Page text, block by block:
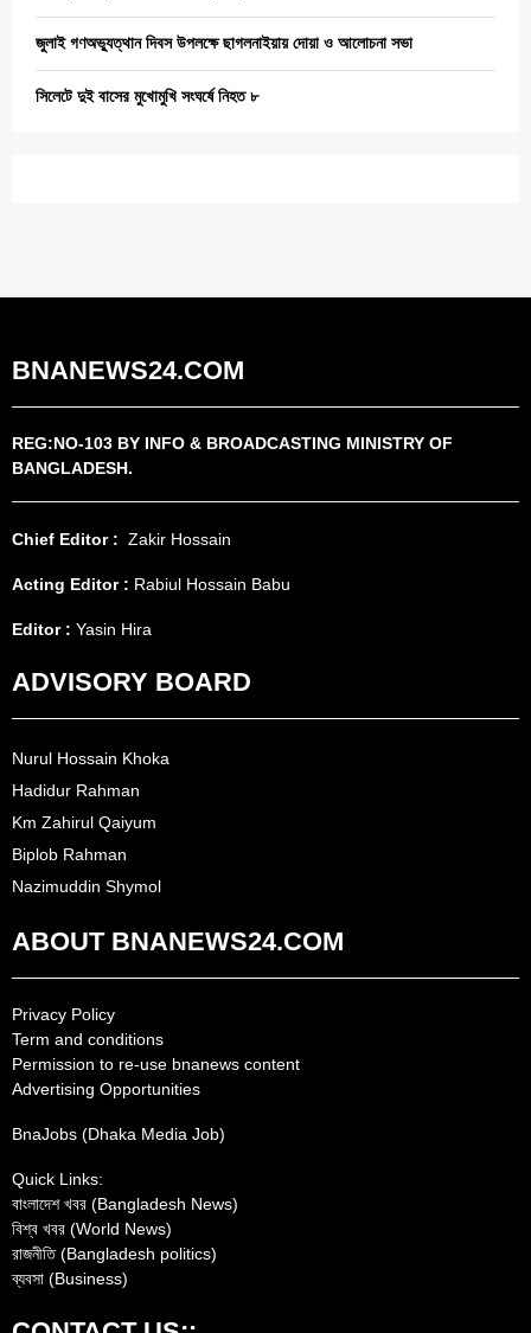
জুলাই গণঅভ্যুত্থান দিবস উপলক্ষে ছাগলনাইয়ায় দোয়া ও আলোচনা সভা
সিলেটে দুই বাসের মুখোমুখি সংঘর্ষে নিহত ৮
BNANEWS24.COM
REG:NO-103 BY INFO & BROADCASTING MINISTRY OF
BANGLADESH.
Chief Editor : Zakir Hossain
Acting Editor : Rabiul Hossain Babu
Editor : Yasin Hira
ADVISORY BOARD
Nurul Hossain Khoka
Hadidur Rahman
Km Zahirul Qaiyum
Biplob Rahman
Nazimuddin Shymol
ABOUT BNANEWS24.COM
Privacy Policy
Term and conditions
Permission to re-use bnanews content
Advertising Opportunities
BnaJobs (Dhaka Media Job)
Quick Links:
বাংলাদেশ খবর (Bangladesh News)
বিশ্ব খবর (World News)
রাজনীতি (Bangladesh politics)
ব্যবসা (Business)